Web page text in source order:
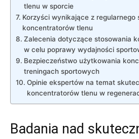
tlenu w‌ sporcie
Korzyści wynikające z regularnego
koncentratorów tlenu
Zalecenia dotyczące stosowania
w celu poprawy wydajności
Bezpieczeństwo ‍użytkowania
treningach‍ sportowych
Opinie ekspertów na temat‍
koncentratorów tlenu w
Badania nad